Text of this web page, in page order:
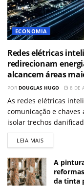
ECONOMIA
Redes elétricas
redirecionam
alcancem áreas
POR DOUGLAS HUGO 8 DE
As redes elétricas
comunicação e
isolar trechos
LEIA MAIS
A
da tinta